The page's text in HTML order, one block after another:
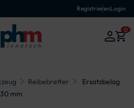
RegistrierenLogin
0
Reibebretter
Ersatzbelag
mm